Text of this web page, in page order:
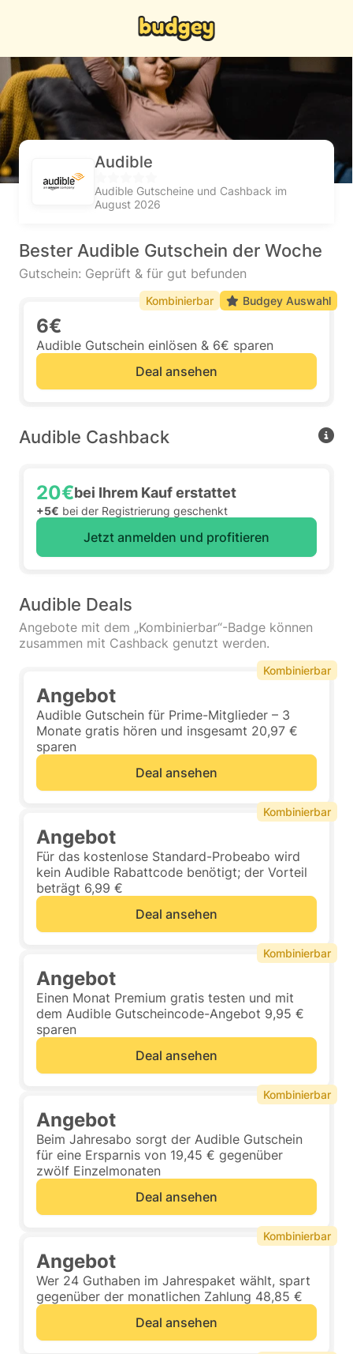
Audible
Audible Gutscheine und Cashback im
August 2026
Bester Audible Gutschein der Woche
Gutschein: Geprüft & für gut befunden
6€
Audible Gutschein einlösen & 6€ sparen
Deal ansehen
Kombinierbar Budgey Auswahl
Audible Cashback
20€bei Ihrem Kauf erstattet
+5€ bei der Registrierung geschenkt
Jetzt anmelden und profitieren
Audible Deals
Angebote mit dem „Kombinierbar“-Badge können
zusammen mit Cashback genutzt werden.
Angebot
Audible Gutschein für Prime-Mitglieder – 3
Monate gratis hören und insgesamt 20,97 €
sparen
Deal ansehen
Kombinierbar
Angebot
Für das kostenlose Standard-Probeabo wird
kein Audible Rabattcode benötigt; der Vorteil
beträgt 6,99 €
Deal ansehen
Kombinierbar
Angebot
Einen Monat Premium gratis testen und mit
dem Audible Gutscheincode-Angebot 9,95 €
sparen
Deal ansehen
Kombinierbar
Angebot
Beim Jahresabo sorgt der Audible Gutschein
für eine Ersparnis von 19,45 € gegenüber
zwölf Einzelmonaten
Deal ansehen
Kombinierbar
Angebot
Wer 24 Guthaben im Jahrespaket wählt, spart
gegenüber der monatlichen Zahlung 48,85 €
Deal ansehen
Kombinierbar